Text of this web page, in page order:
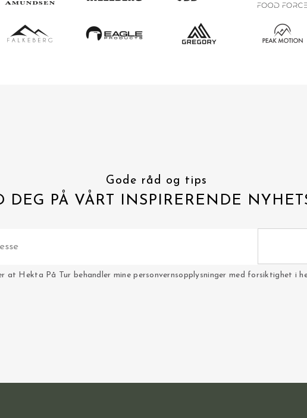
Gode råd og tips
DEG PÅ VÅRT INSPIRERENDE
at Hekta På Tur behandler mine personvernsopplysninger med forsiktighet i